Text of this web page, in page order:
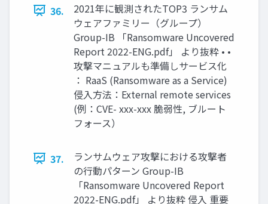
36.
2021年に観測されたTOP3 ランサム
ウェアファミリー（グループ）
Group-IB 「Ransomware Uncovered
Report 2022-ENG.pdf」 より抜粋 • •
攻撃マニュアルも準備しサービス化
： RaaS (Ransomware as a Service)
侵入方法：External remote services
(例：CVE- xxx-xxx 脆弱性, ブルート
フォース）
37.
ランサムウェア攻撃における攻撃者
の行動パターン Group-IB
「Ransomware Uncovered Report
2022-ENG.pdf」 より抜粋 侵入 重要